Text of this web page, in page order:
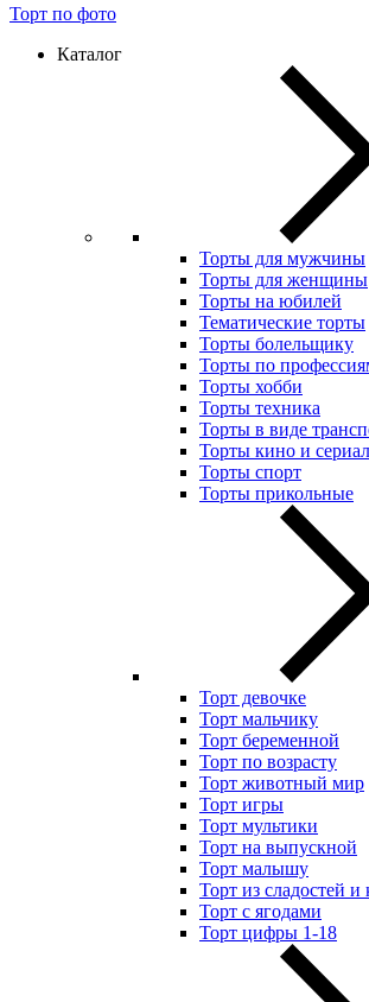
Торт по фото
Каталог
Торты для мужчины
Торты для женщины
Торты на юбилей
Тематические торты
Торты болельщику
Торты по
Торты хобби
Торты техника
Торты в виде
Торты кино и
Торты спорт
Торты прикольные
Торт девочке
Торт мальчику
Торт беременной
Торт по возрасту
Торт животный мир
Торт игры
Торт мультики
Торт на выпускной
Торт малышу
Торт из сладостей и
Торт с ягодами
Торт цифры 1-18